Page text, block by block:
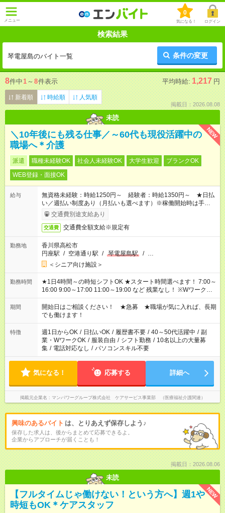
メニュー
0
気になる！ ログイン
検索結果
琴電屋島のバイト一覧 条件の変更
8件中1 ～ 8件表示 平均時給: 1,217 円
新着順 時給順 人気順
掲載日：2026.08.08
未読
NEW
＼10年後にも残る仕事／～60代も現役活躍中の
職場へ＊介護
派遣 職種未経験OK 社会人未経験OK 大学生歓迎
ブランクOK
WEB登録・面接OK
給与
無資格未経験：時給1250円～ 経験者：時給1350円～ ★日払
い／週払い制度あり（月払いも選べます）※稼働開始時は手続き
完了次第のお支払いとなります。
交通費別途支給あり
交通費 交通費全額支給※規定有
勤務地
香川県高松市
円座駅 / 空港通り駅 / 琴電屋島駅 / …
＜シニア向け施設＞
勤務時間
★1日4時間～の時短シフトOK ★スタート時間選べます！ 7:00～
16:00 9:00～17:00 11:00～19:00 など 残業なし！ ※Wワークの
場合、他のお仕事と合わせ週40時間超の就業はご案内できませ
ん ※法令に基づき、週20時間以上勤務は社会保険への加入対象
となります ※労働者派遣法（日雇い派遣の原則禁止）により、
短時間・短期間の就業はご案内が難しい場合があります
期間
開始日はご相談ください！ ★急募 ★職場が気に入れば、長期
でも働けます！
特徴 週1日からOK / 日払いOK / 履歴書不要 / 40～50代活躍中 / 副
業・WワークOK / 服装自由 / シフト勤務 / 10名以上の大量募
集 / 電話対応なし / パソコンスキル不要
気になる！ 応募する 詳細へ
掲載元企業名 マンパワーグループ株式会社 ケアサービス事業部 （医療福祉介護関連）
興味のあるバイト は、とりあえず保存しよう♪
保存した求人は、後からまとめて応募できるよ。
企業からアプローチが届くことも！
掲載日：2026.08.06
未読
NEW
【フルタイムじゃ働けない！という方へ】週1や
時短もOK＊ケアスタッフ